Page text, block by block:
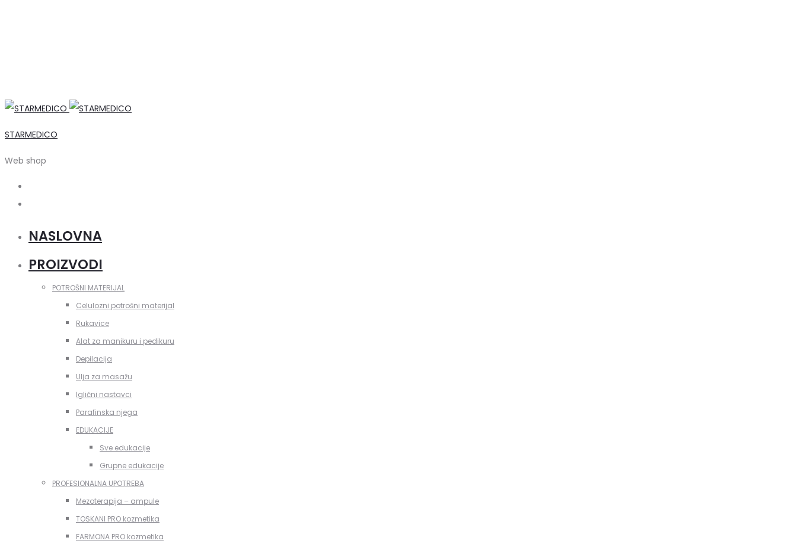
STARMEDICO
Web shop
NASLOVNA
PROIZVODI
POTROŠNI MATERIJAL
Celulozni potrošni materijal
Rukavice
Alat za manikuru i pedikuru
Depilacija
Ulja za masažu
Iglični nastavci
Parafinska njega
EDUKACIJE
Sve edukacije
Grupne edukacije
PROFESIONALNA UPOTREBA
Mezoterapija – ampule
TOSKANI PRO kozmetika
FARMONA PRO kozmetika